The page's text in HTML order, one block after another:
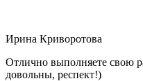
Ирина Криворотова
Отлично выполняете свою
довольны, респект!)